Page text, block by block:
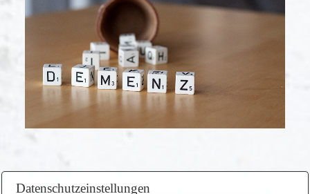
Datenschutzeinstellungen